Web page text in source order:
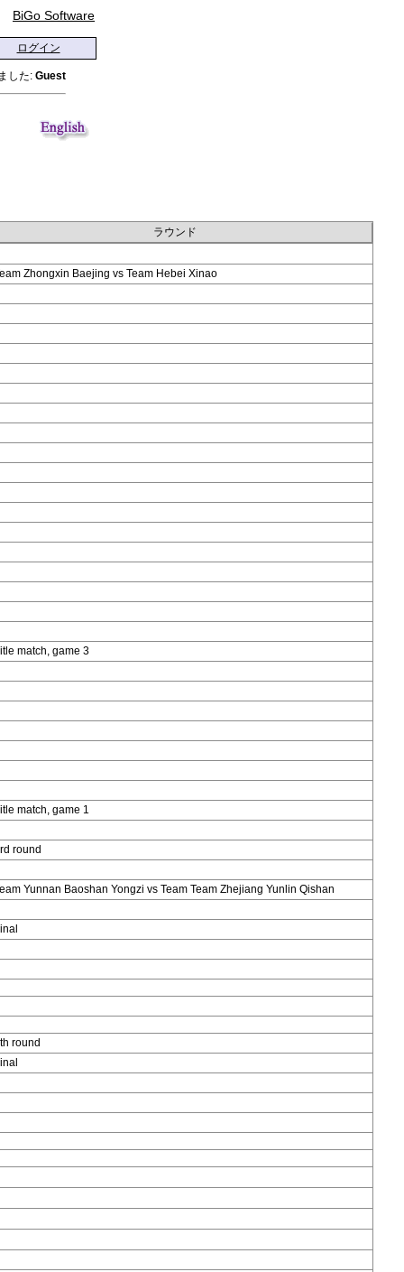
BiGo Software
ログイン
した: Guest
ラウンド
Zhongxin Baejing vs Team Hebei Xinao
match, game 3
match, game 1
round
Yunnan Baoshan Yongzi vs Team Team Zhejiang Yunlin Qishan
round